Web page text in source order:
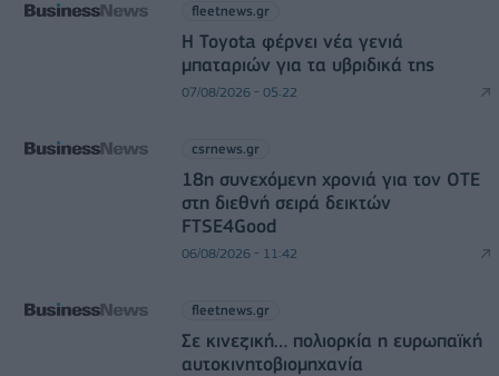
fleetnews.gr
Η Toyota φέρνει νέα γενιά
μπαταριών για τα υβριδικά της
07/08/2026 - 05:22
csrnews.gr
18η συνεχόμενη χρονιά για τον ΟΤΕ
στη διεθνή σειρά δεικτών
FTSE4Good
06/08/2026 - 11:42
fleetnews.gr
Σε κινεζική… πολιορκία η ευρωπαϊκή
αυτοκινητοβιομηχανία